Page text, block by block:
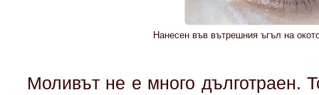
Нанесен във вътрешния ъгъл на
Моливът не е много дълготраен.